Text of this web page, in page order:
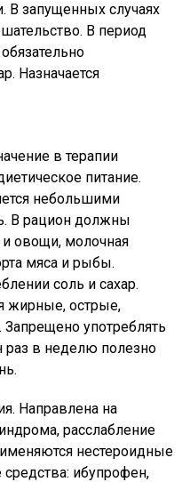
В запущенных случаях
В период
Назначается
в терапии
питание.
небольшими
В рацион должны
овощи, молочная
мяса и рыбы.
соль и сахар.
жирные, острые,
употреблять
в неделю полезно
Направлена на
расслабление
нестероидные
ибупрофен,